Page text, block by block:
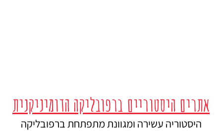
אתרים היסטוריים ברפובליקה הדומיניקנית
היסטוריה עשירה ומגוונת מתפתחת ברפובליקה